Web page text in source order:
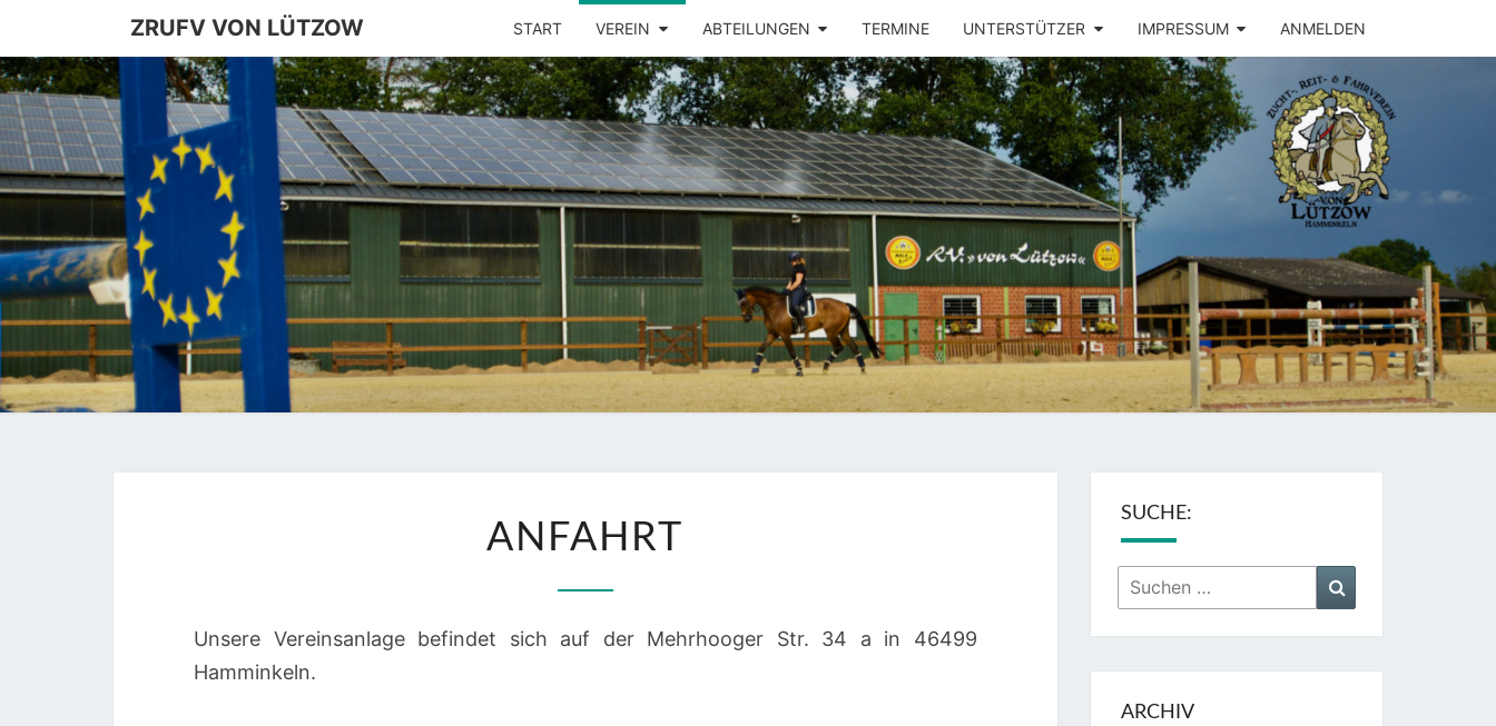
ZRUFV VON LÜTZOW START VEREIN ABTEILUNGEN TERMINE UNTERSTÜTZER IMPRESSUM ANMELDEN
ZRUFV
VON
ANFAHRT
Unsere Vereinsanlage befindet sich auf der Mehrhooger Str. 34 a in 46499
Hamminkeln.
SUCHE:
Suchen
nach:
ARCHIV